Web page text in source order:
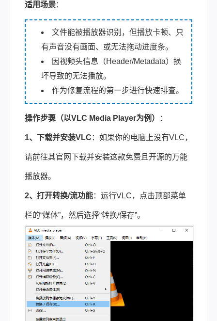
适用场景：
文件能被播放器识别，但播放卡顿、只
有声音没有画面、或无法拖动进度条。
因视频头信息（Header/Metadata）损
坏导致的无法播放。
作为修复流程的第一步进行快速排查。
操作步骤（以VLC Media Player为例） ：
1、下载并安装VLC ：如果你的电脑上没有VLC，
请前往其官网下载并安装这款免费且开源的万能
播放器。
2、打开转换/流功能：运行VLC，点击顶部菜单
栏的“媒体”，然后选择“转换/保存”。